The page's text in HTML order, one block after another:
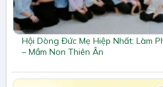
Hội Dòng Đức Mẹ Hiệp Nhất: Làm
– Mầm Non Thiên Ân